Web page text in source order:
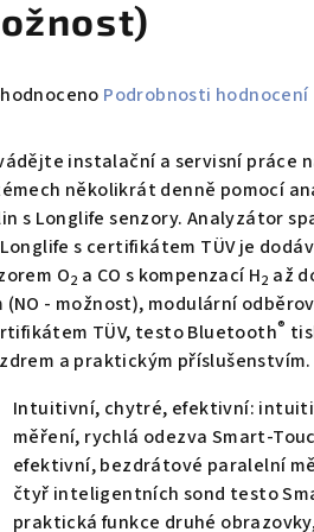
Podrobnosti hodnocení
instalační a servisní práce
několikrát denně pomocí
s Longlife senzory. Analyzátor
s certifikátem TÜV je
O2 a CO s kompenzací H2 až
(NO - možnost), modulární
TÜV, testo Bluetooth®
a praktickým příslušenstvím.
Intuitivní, chytré, efektivní:
měření, rychlá odezva Smart-
efektivní, bezdrátové paralelní
čtyř inteligentních sond testo
praktická funkce druhé